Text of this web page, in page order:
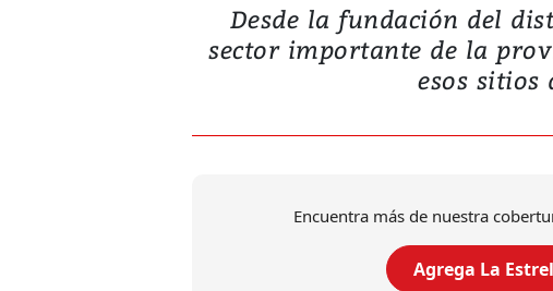
Desde la fundación del
sector importante de la
esos
Encuentra más de nuestra
Agrega La